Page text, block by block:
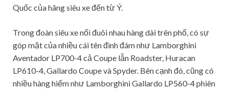
Quốc của hãng siêu xe đến từ Ý.
Trong đoàn siêu xe nối đuôi nhau hàng dài trên phố, có sự
góp mặt của nhiều cái tên đình đám như Lamborghini
Aventador LP700-4 cả Coupe lẫn Roadster, Huracan
LP610-4, Gallardo Coupe và Spyder. Bên cạnh đó, cũng có
nhiều hàng hiếm như Lamborghini Gallardo LP560-4 phiên